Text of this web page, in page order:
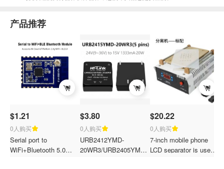
产品推荐
$1.21
0人购买
Serial port to
WiFi+Bluetooth 5.0
$3.80
0人购买
URB2412YMD-
20WR3/URB2405YMD-
$20.22
0人购买
7-inch mobile phone
LCD separator is used